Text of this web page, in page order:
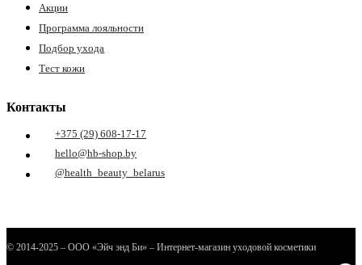
Акции
Программа лояльности
Подбор ухода
Тест кожи
Контакты
+375 (29) 608-17-17
hello@hb-shop.by
@health_beauty_belarus
© 2014-2025 – ООО «Эйч энд Би» – Интернет-магазин уходовой косметики